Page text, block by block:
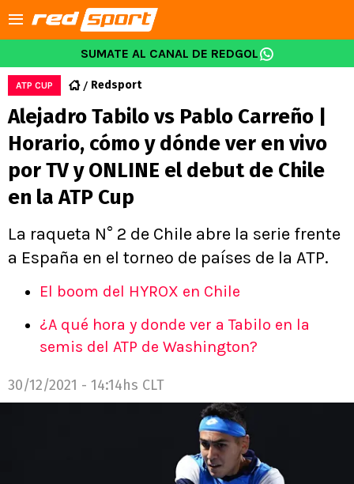
SUMATE AL CANAL DE REDGOL
ATP CUP Redsport
Alejadro Tabilo vs Pablo Carreño |
Horario, cómo y dónde ver en vivo
por TV y ONLINE el debut de Chile
en la ATP Cup
La raqueta N° 2 de Chile abre la serie frente
a España en el torneo de países de la ATP.
El boom del HYROX en Chile
¿A qué hora y donde ver a Tabilo en la
semis del ATP de Washington?
30/12/2021 - 14:14hs CLT